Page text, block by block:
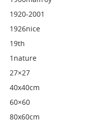
1920-2001
1926nice
19th
1nature
27×27
40x40cm
60×60
80x60cm